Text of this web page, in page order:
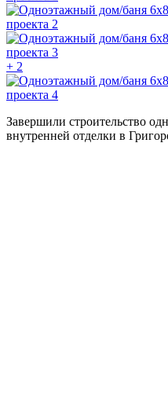
+ 2
Завершили строительство
внутренней отделки в